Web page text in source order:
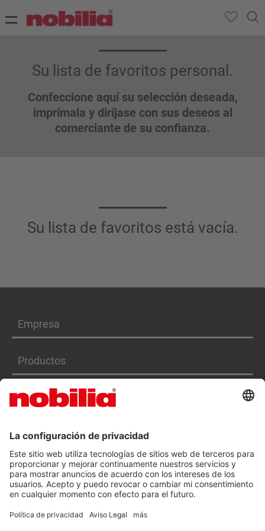
Su lista de favoritos personal.
Confeccione aquí su selección deseada,
imprímala y diríjase con sus deseos al
comerciante de su confianza.
Su lista de favoritos está vacía.
Empresa
Productos
Servicios
DECLARACIÓN DE ACCESIBILIDAD
CGC
PRIVACIDAD